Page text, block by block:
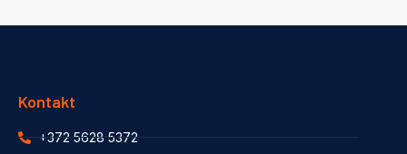
Kontakt
+372 5628 5372